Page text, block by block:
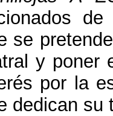
se
y poner
por la
dedican su